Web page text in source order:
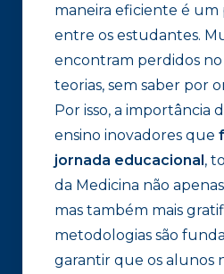
maneira eficiente é
entre os estudantes.
encontram perdidos
teorias, sem saber por
Por isso, a importância
ensino inovadores que
jornada educacional,
da Medicina não
mas também mais
metodologias são
garantir que os alunos